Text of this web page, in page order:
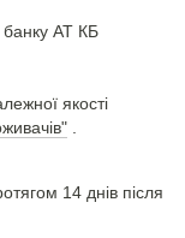
АТ КБ
якості
14 днів після